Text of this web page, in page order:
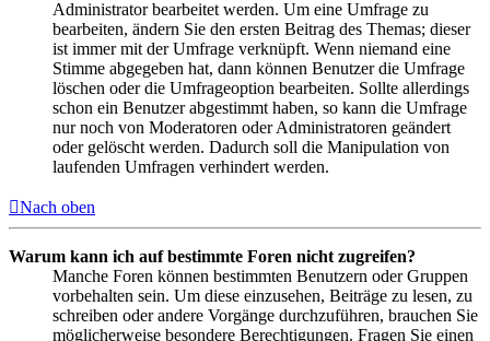
Administrator bearbeitet werden. Um eine Umfrage zu
bearbeiten, ändern Sie den ersten Beitrag des Themas; dieser
ist immer mit der Umfrage verknüpft. Wenn niemand eine
Stimme abgegeben hat, dann können Benutzer die Umfrage
löschen oder die Umfrageoption bearbeiten. Sollte allerdings
schon ein Benutzer abgestimmt haben, so kann die Umfrage
nur noch von Moderatoren oder Administratoren geändert
oder gelöscht werden. Dadurch soll die Manipulation von
laufenden Umfragen verhindert werden.
Nach oben
Warum kann ich auf bestimmte Foren nicht zugreifen?
Manche Foren können bestimmten Benutzern oder Gruppen
vorbehalten sein. Um diese einzusehen, Beiträge zu lesen, zu
schreiben oder andere Vorgänge durchzuführen, brauchen Sie
möglicherweise besondere Berechtigungen. Fragen Sie einen